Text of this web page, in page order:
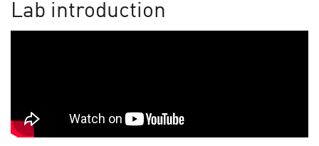
Lab introduction